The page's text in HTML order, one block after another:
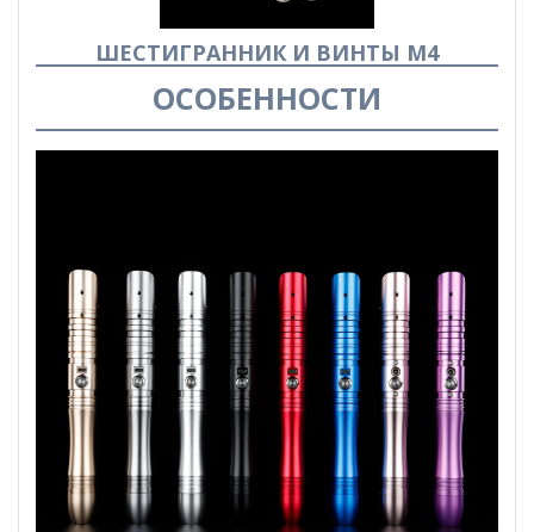
ШЕСТИГРАННИК И ВИНТЫ М4
ОСОБЕННОСТИ